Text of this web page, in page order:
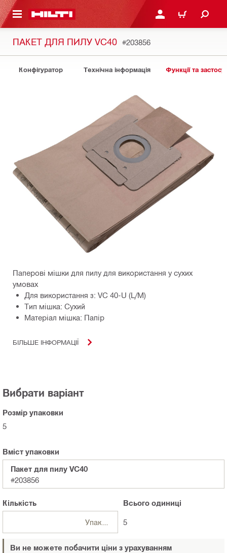
ЗМІСТУ УВІЙТИ АБО
КОШИК
ПАКЕТ ДЛЯ ПИЛУ VC40 #203856
Конфігуратор Технічна інформація Функції та
Паперові мішки для пилу для використання у сухих
умовах
Для використання з: VC 40-U (L/M)
Тип мішка: Сухий
Матеріал мішка: Папір
БІЛЬШЕ ІНФОРМАЦІЇ
Вибрати варіант
Розмір упаковки
5
Вміст упаковки
Пакет для пилу VC40
#203856
Кількість
Упаковки
Всьогоодиниці
5
Ви не можете побачити ціни з урахуванням